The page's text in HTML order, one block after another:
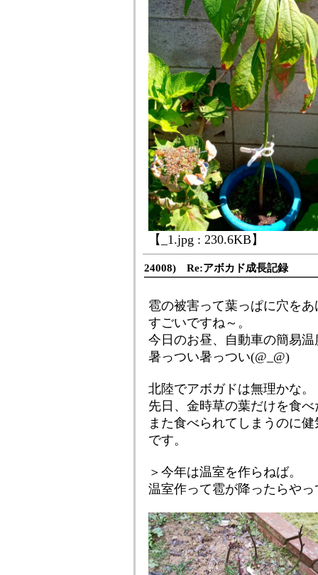
【_1.jpg : 230.6KB】
24008) Re:アボカド成長記録
雹の被害って葉っぱに穴を
すごいですね～。
今日のお昼、自動車の簡易
暑っつい暑っつい(@_@)
北陸でアボガドは無理かな。
先日、金時草の葉だけを食
また食べられてしまうのに
です。
＞今年は温室を作らねば。
温室作って雹が降ったらや